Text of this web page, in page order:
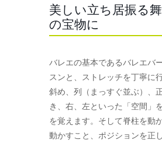
美しい立ち居振る
の宝物に
バレエの基本であるバレエバ
スンと、ストレッチを丁寧に
斜め、列（まっすぐ並ぶ）、
き、右、左といった「空間」
を覚えます。そして脊柱を動
動かすこと、ポジションを正